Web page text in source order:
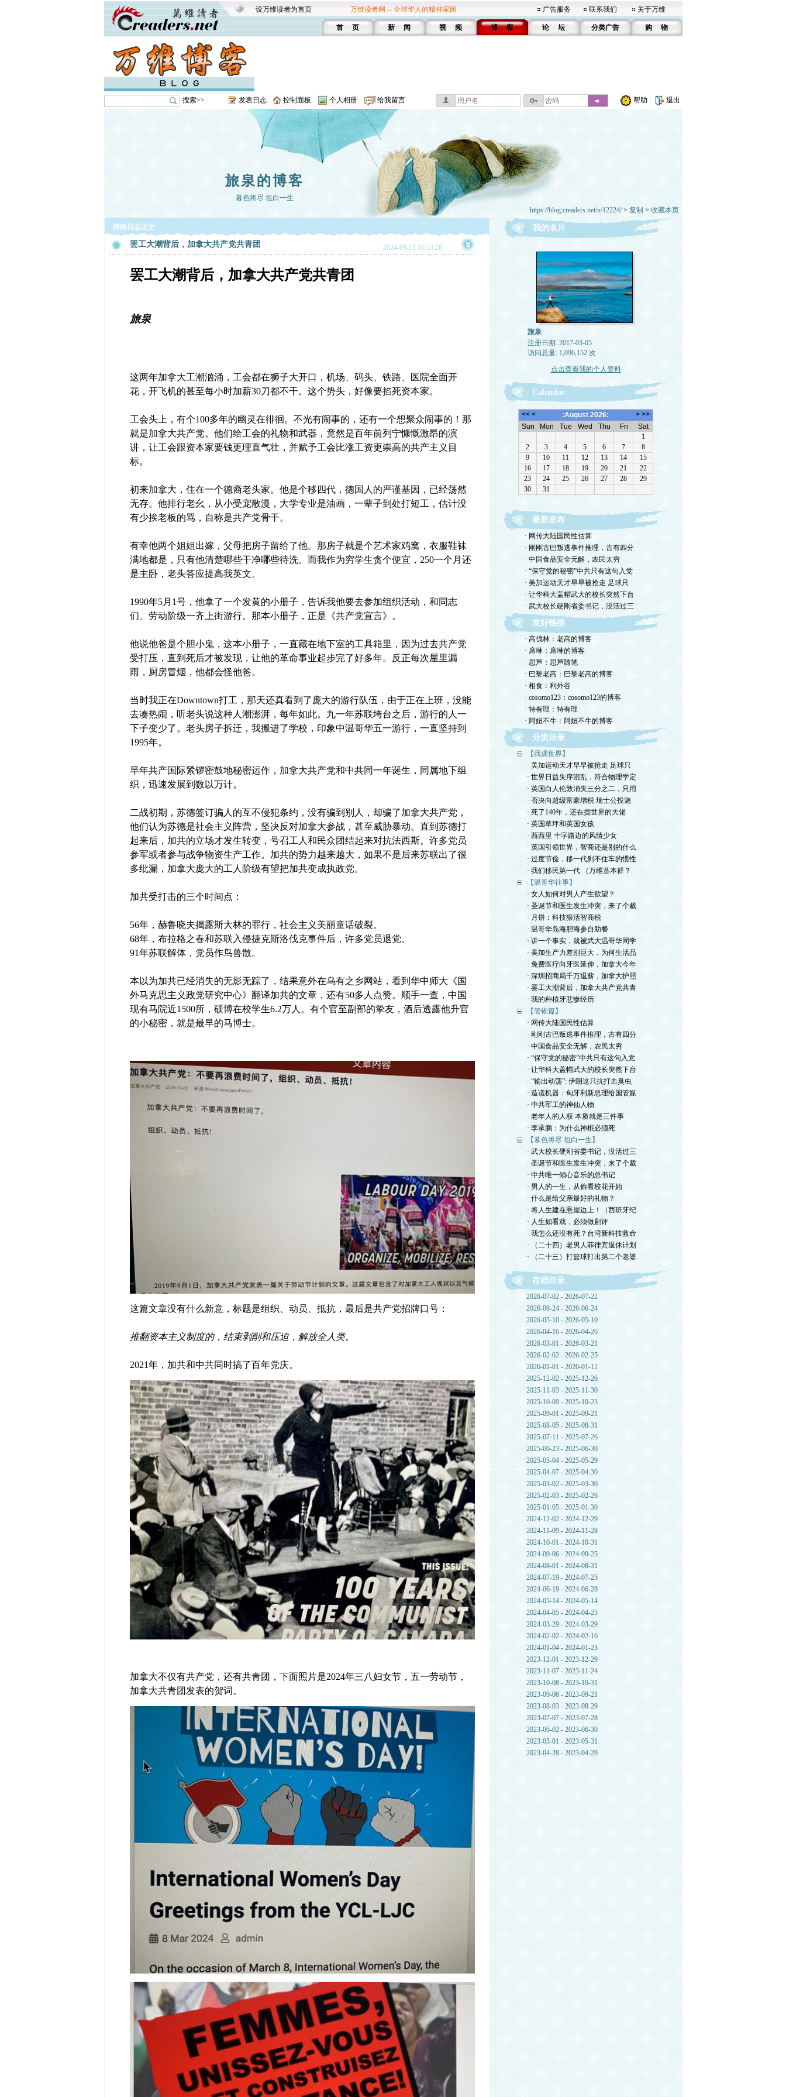
设万维读者为首页 万维读者网 -- 全球华人的精神家园 广告服务 联系我们 关于万维
首 页 新 闻 视 频 博 客 论 坛 分类广告 购 物
搜索>> 发表日志 控制面板 个人相册 给我留言 帮助 退出
旅泉的博客
暮色将尽 坦白一生
https://blog.creaders.net/u/12224/> 复制 > 收藏本页
网络日志正文
罢工大潮背后，加拿大共产党共青团 2024-09-11 10:33:28
罢工大潮背后，加拿大共产党共青团
旅泉
这两年加拿大工潮汹涌，工会都在狮子大开口，机场、码头、铁路、医院全面开
花，开飞机的甚至每小时加薪30刀都不干。这个势头，好像要掐死资本家。
工会头上，有个100多年的幽灵在徘徊。不光有闹事的，还有一个想聚众闹事的！那
就是加拿大共产党。他们给工会的礼物和武器，竟然是百年前列宁慷慨激昂的演
讲，让工会跟资本家要钱更理直气壮，并赋予工会比涨工资更崇高的共产主义目
标。
初来加拿大，住在一个德裔老头家。他是个移四代，德国人的严谨基因，已经荡然
无存。他排行老幺，从小受宠散漫，大学专业是油画，一辈子到处打短工，估计没
有少挨老板的骂，自称是共产党骨干。
有幸他两个姐姐出嫁，父母把房子留给了他。那房子就是个艺术家鸡窝，衣服鞋袜
满地都是，只有他清楚哪些干净哪些待洗。而我作为穷学生贪个便宜，250一个月还
是主卧，老头答应提高我英文。
1990年5月1号，他拿了一个发黄的小册子，告诉我他要去参加组织活动，和同志
们、劳动阶级一齐上街游行。那本小册子，正是《共产党宣言》。
他说他爸是个胆小鬼，这本小册子，一直藏在地下室的工具箱里，因为过去共产党
受打压，直到死后才被发现，让他的革命事业起步完了好多年。反正每次屋里漏
雨，厨房冒烟，他都会怪他爸。
当时我正在Downtown打工，那天还真看到了庞大的游行队伍，由于正在上班，没能
去凑热闹，听老头说这种人潮澎湃，每年如此。九一年苏联垮台之后，游行的人一
下子变少了。老头房子拆迁，我搬进了学校，印象中温哥华五一游行，一直坚持到
1995年。
早年共产国际紧锣密鼓地秘密运作，加拿大共产党和中共同一年诞生，同属地下组
织，迅速发展到数以万计。
二战初期，苏德签订骗人的互不侵犯条约，没有骗到别人，却骗了加拿大共产党，
他们认为苏德是社会主义阵营，坚决反对加拿大参战，甚至威胁暴动。直到苏德打
起来后，加共的立场才发生转变，号召工人和民众团结起来对抗法西斯。许多党员
参军或者参与战争物资生产工作。加共的势力越来越大，如果不是后来苏联出了很
多纰漏，加拿大庞大的工人阶级有望把加共变成执政党。
加共受打击的三个时间点：
56年，赫鲁晓夫揭露斯大林的罪行，社会主义美丽童话破裂。
68年，布拉格之春和苏联入侵捷克斯洛伐克事件后，许多党员退党。
91年苏联解体，党员作鸟兽散。
本以为加共已经消失的无影无踪了，结果意外在乌有之乡网站，看到华中师大《国
外马克思主义政党研究中心》翻译加共的文章，还有50多人点赞。顺手一查，中国
现有马院近1500所，硕博在校学生6.2万人。有个官至副部的挚友，酒后透露他升官
的小秘密，就是最早的马博士。
这篇文章没有什么新意，标题是组织、动员、抵抗，最后是共产党招牌口号：
推翻资本主义制度的，结束剥削和压迫，解放全人类。
2021年，加共和中共同时搞了百年党庆。
加拿大不仅有共产党，还有共青团，下面照片是2024年三八妇女节，五一劳动节，
加拿大共青团发表的贺词。
我的名片
旅泉
注册日期: 2017-03-05
访问总量: 1,096,152 次
点击查看我的个人资料
Calendar
最新发布
· 网传大陆国民性估算
· 刚刚古巴叛逃事件推理，古有四分
· 中国食品安全无解，农民太穷
· “保守党的秘密”中共只有这句入党
· 美加运动天才早早被抢走 足球只
· 让华科大盖帽武大的校长突然下台
· 武大校长硬刚省委书记，没活过三
友好链接
· 高伐林：老高的博客
· 席琳：席琳的博客
· 思芦：思芦随笔
· 巴黎老高：巴黎老高的博客
· 相食：利外谷
· cosomo123：cosomo123的博客
· 特有理：特有理
· 阿妞不牛：阿妞不牛的博客
分类目录
【我观世界】
· 美加运动天才早早被抢走 足球只
· 世界日益失序混乱，符合物理学定
· 英国白人伦敦消失三分之二，只用
· 否决向超级富豪增税 瑞士公投魅
· 死了140年，还在搅世界的大佬
· 英国草坪和英国女孩
· 西西里 十字路边的风情少女
· 英国引领世界，智商还是别的什么
· 过度节俭，移一代刹不住车的惯性
· 我们移民第一代 （万维基本群？
【温哥华往事】
· 女人如何对男人产生欲望？
· 圣诞节和医生发生冲突，来了个裁
· 月饼：科技狠活智商税
· 温哥华岛海胆海参自助餐
· 讲一个事实，就被武大温哥华同学
· 美加生产力差别巨大，为何生活品
· 免费医疗向牙医延伸，加拿大今年
· 深圳招商局千万退薪，加拿大护照
· 罢工大潮背后，加拿大共产党共青
· 我的种植牙悲惨经历
【管锥篇】
· 网传大陆国民性估算
· 刚刚古巴叛逃事件推理，古有四分
· 中国食品安全无解，农民太穷
· “保守党的秘密”中共只有这句入党
· 让华科大盖帽武大的校长突然下台
· “输出动荡”: 伊朗这只抗打击臭虫
· 造谎机器：匈牙利新总理给国管媒
· 中共军工的神仙人物
· 老年人的人权 本质就是三件事
· 李承鹏：为什么神棍必须死
【暮色将尽 坦白一生】
· 武大校长硬刚省委书记，没活过三
· 圣诞节和医生发生冲突，来了个裁
· 中共唯一倾心音乐的总书记
· 男人的一生，从偷看校花开始
· 什么是给父亲最好的礼物？
· 将人生建在悬崖边上！（西班牙纪
· 人生如看戏，必须做剧评
· 我怎么还没有死？台湾新科技救命
· （二十四）老男人菲律宾退休计划
· （二十三）打篮球打出第二个老婆
存档目录
2026-07-02 - 2026-07-22
2026-06-24 - 2026-06-24
2026-05-10 - 2026-05-10
2026-04-16 - 2026-04-26
2026-03-01 - 2026-03-21
2026-02-02 - 2026-02-25
2026-01-01 - 2026-01-12
2025-12-02 - 2025-12-26
2025-11-03 - 2025-11-30
2025-10-09 - 2025-10-23
2025-09-01 - 2025-09-21
2025-08-05 - 2025-08-31
2025-07-11 - 2025-07-26
2025-06-23 - 2025-06-30
2025-05-04 - 2025-05-29
2025-04-07 - 2025-04-30
2025-03-02 - 2025-03-30
2025-02-03 - 2025-02-26
2025-01-05 - 2025-01-30
2024-12-02 - 2024-12-29
2024-11-09 - 2024-11-28
2024-10-01 - 2024-10-31
2024-09-06 - 2024-09-25
2024-08-01 - 2024-08-31
2024-07-19 - 2024-07-25
2024-06-19 - 2024-06-28
2024-05-14 - 2024-05-14
2024-04-05 - 2024-04-25
2024-03-29 - 2024-03-29
2024-02-02 - 2024-02-16
2024-01-04 - 2024-01-23
2023-12-01 - 2023-12-29
2023-11-07 - 2023-11-24
2023-10-08 - 2023-10-31
2023-09-06 - 2023-09-21
2023-08-03 - 2023-08-29
2023-07-07 - 2023-07-28
2023-06-02 - 2023-06-30
2023-05-01 - 2023-05-31
2023-04-28 - 2023-04-29